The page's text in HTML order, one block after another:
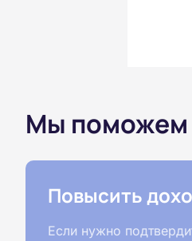
Мы поможем
Повысить
Если нужно